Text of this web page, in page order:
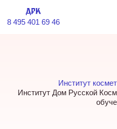
8 495 401 69 46
Институт
Институт Дом Русской